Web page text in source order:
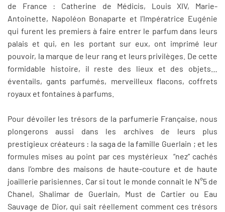
de France : Catherine de Médicis, Louis XIV, Marie-
Antoinette, Napoléon Bonaparte et l’Impératrice Eugénie
qui furent les premiers à faire entrer le parfum dans leurs
palais et qui, en les portant sur eux, ont imprimé leur
pouvoir, la marque de leur rang et leurs privilèges. De cette
formidable histoire, il reste des lieux et des objets…
éventails, gants parfumés, merveilleux flacons, coffrets
royaux et fontaines à parfums.
Pour dévoiler les trésors de la parfumerie Française, nous
plongerons aussi dans les archives de leurs plus
prestigieux créateurs : la saga de la famille Guerlain ; et les
formules mises au point par ces mystérieux “nez” cachés
dans l’ombre des maisons de haute-couture et de haute
joaillerie parisiennes. Car si tout le monde connait le N°5 de
Chanel, Shalimar de Guerlain, Must de Cartier ou Eau
Sauvage de Dior, qui sait réellement comment ces trésors